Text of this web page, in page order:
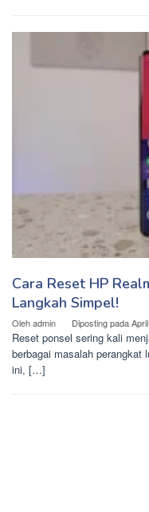
Cara Reset HP
Langkah Simpel!
Olehadmin Diposting pada
Reset ponsel sering kali
berbagai masalah perangkat
ini, […]